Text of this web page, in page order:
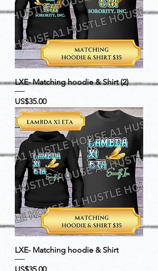
LXE- Matching hoodie & Shirt (2)
價格
US$35.00
LXE- Matching hoodie & Shirt
價格